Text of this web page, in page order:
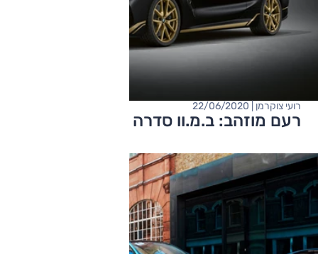
רעם מוזהב: ב.מ.וו סדרה 8 מיוחדת
רועי צוקרמן | 22/06/2020